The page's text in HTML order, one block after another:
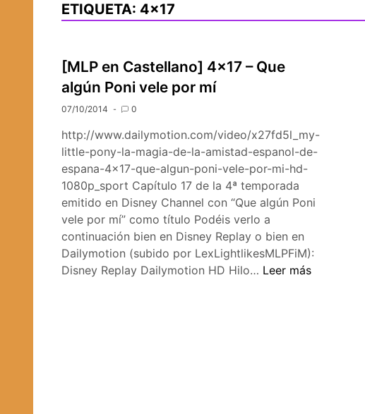
ETIQUETA: 4×17
[MLP en Castellano] 4×17 – Que
algún Poni vele por mí
07/10/2014 0
http://www.dailymotion.com/video/x27fd5l_my-
little-pony-la-magia-de-la-amistad-espanol-de-
espana-4×17-que-algun-poni-vele-por-mi-hd-
1080p_sport Capítulo 17 de la 4ª temporada
emitido en Disney Channel con “Que algún Poni
vele por mí” como título Podéis verlo a
continuación bien en Disney Replay o bien en
Dailymotion (subido por LexLightlikesMLPFiM):
Disney Replay Dailymotion HD Hilo… [MLP
Leer más